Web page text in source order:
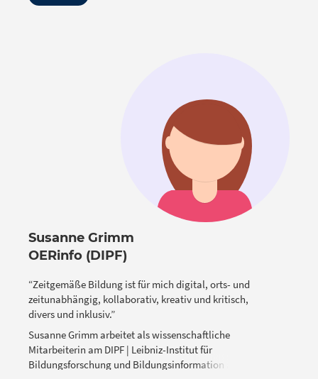
Susanne Grimm
OERinfo (DIPF)
“Zeitgemäße Bildung ist für mich digital, orts- und
zeitunabhängig, kollaborativ, kreativ und kritisch,
divers und inklusiv.”
Susanne Grimm arbeitet als wissenschaftliche
Mitarbeiterin am DIPF | Leibniz-Institut für
Bildungsforschung und Bildungsinformation an der